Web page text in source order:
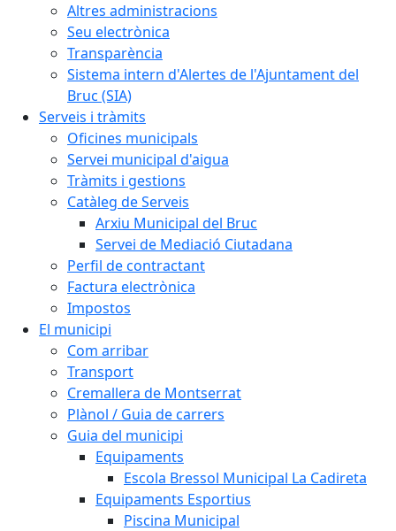
Altres administracions
Seu electrònica
Transparència
Sistema intern d'Alertes de l'Ajuntament del
Bruc (SIA)
Serveis i tràmits
Oficines municipals
Servei municipal d'aigua
Tràmits i gestions
Catàleg de Serveis
Arxiu Municipal del Bruc
Servei de Mediació Ciutadana
Perfil de contractant
Factura electrònica
Impostos
El municipi
Com arribar
Transport
Cremallera de Montserrat
Plànol / Guia de carrers
Guia del municipi
Equipaments
Escola Bressol Municipal La Cadireta
Equipaments Esportius
Piscina Municipal